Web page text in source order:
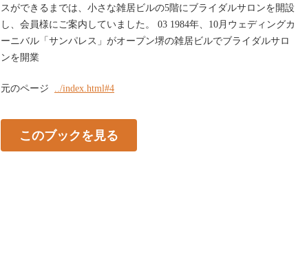
スができるまでは、小さな雑居ビルの5階にブライダルサロンを開設
し、会員様にご案内していました。 03 1984年、10月ウェディングカ
ーニバル「サンパレス」がオープン堺の雑居ビルでブライダルサロ
ンを開業
元のページ ../index.html#4
このブックを見る